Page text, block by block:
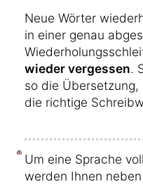
Neue Wörter
in einer genau
wieder vergessen.
so die
die richtige
Um eine Sprache
werden Ihnen